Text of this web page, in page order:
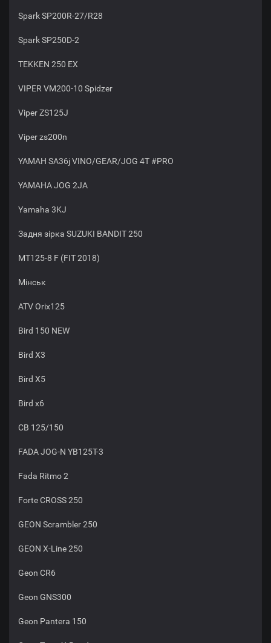
Spark SP200R-27/R28
Spark SP250D-2
TEKKEN 250 EX
VIPER VM200-10 Spidzer
Viper ZS125J
Viper zs200n
YAMAH SA36j VINO/GEAR/JOG 4T #PRO
YAMAHA JOG 2JA
Yamaha 3KJ
Задня зірка SUZUKI BANDIT 250
МТ125-8 F (FIT 2018)
Мінськ
ATV Orix125
Bird 150 NEW
Bird X3
Bird X5
Bird x6
CB 125/150
FADA JOG-N YB125T-3
Fada Ritmo 2
Forte CROSS 250
GEON Scrambler 250
GEON X-Line 250
Geon CR6
Geon GNS300
Geon Pantera 150